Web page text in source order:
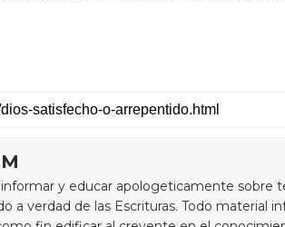
y educar apologeticamente sobre
a verdad de las Escrituras. Todo material